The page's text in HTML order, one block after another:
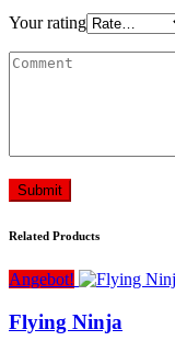
Your rating
Submit
Related Products
Angebot!
Flying Ninja